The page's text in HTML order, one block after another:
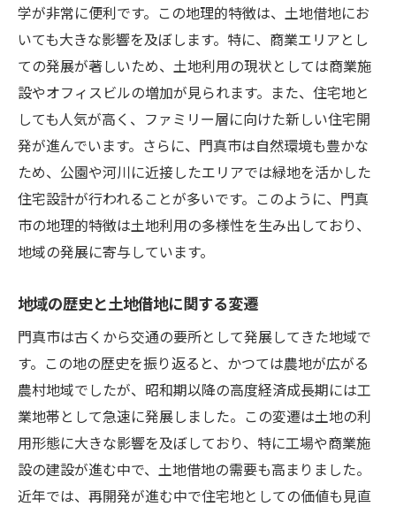
教育施設の充実度と子育て環境
医療施設の充実と健康な暮らし
土地借地契約で失敗しないための門真市におけ
る注意点
契約前に確認すべき重要事項とは
土地借地に関する法的トラブルの回避
信頼できる不動産業者の選び方
契約書で明確にしておくべきポイント
土地の現況調査の重要性
門真市の交通利便性を活かした土地活用法
交通網の充実がもたらすビジネスチャンス
周辺エリアへのアクセスとその価値
公共交通機関を利用した持続可能な土地利
用
交通インフラの発展とその影響
地域住民の移動パターンと土地活用
学が非常に便利です。この地理的特徴は、土地借地にお
いても大きな影響を及ぼします。特に、商業エリアとし
ての発展が著しいため、土地利用の現状としては商業施
設やオフィスビルの増加が見られます。また、住宅地と
しても人気が高く、ファミリー層に向けた新しい住宅開
発が進んでいます。さらに、門真市は自然環境も豊かな
ため、公園や河川に近接したエリアでは緑地を活かした
住宅設計が行われることが多いです。このように、門真
市の地理的特徴は土地利用の多様性を生み出しており、
地域の発展に寄与しています。
地域の歴史と土地借地に関する変遷
門真市は古くから交通の要所として発展してきた地域で
す。この地の歴史を振り返ると、かつては農地が広がる
農村地域でしたが、昭和期以降の高度経済成長期には工
業地帯として急速に発展しました。この変遷は土地の利
用形態に大きな影響を及ぼしており、特に工場や商業施
設の建設が進む中で、土地借地の需要も高まりました。
近年では、再開発が進む中で住宅地としての価値も見直